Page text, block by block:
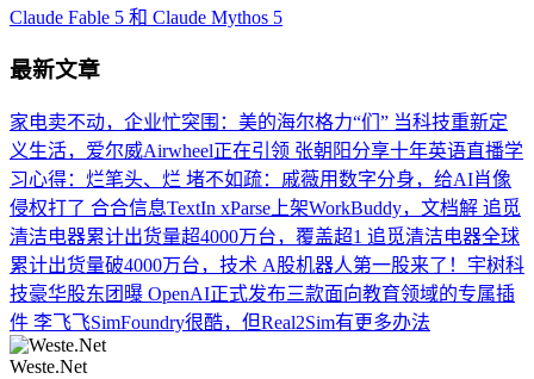
Claude Fable 5 和 Claude Mythos 5
最新文章
家电卖不动，企业忙突围：美的海尔格力“们” 当科技重新定
义生活，爱尔威Airwheel正在引领 张朝阳分享十年英语直播学
习心得：烂笔头、烂 堵不如疏：戚薇用数字分身，给AI肖像
侵权打了 合合信息TextIn xParse上架WorkBuddy，文档解 追觅
清洁电器累计出货量超4000万台，覆盖超1 追觅清洁电器全球
累计出货量破4000万台，技术 A股机器人第一股来了！宇树科
技豪华股东团曝 OpenAI正式发布三款面向教育领域的专属插
件 李飞飞SimFoundry很酷，但Real2Sim有更多办法
Weste.Net